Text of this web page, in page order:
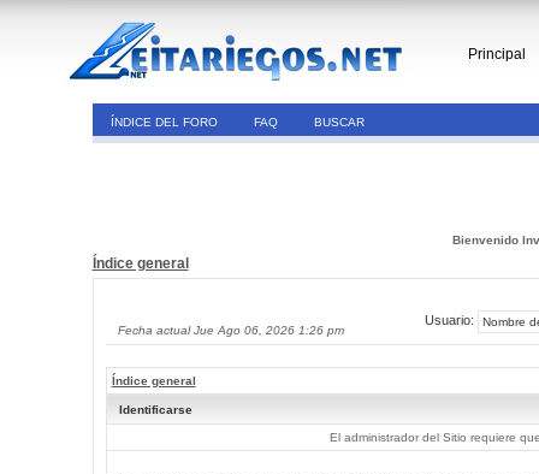
Principal
ÍNDICE DEL FORO FAQ BUSCAR
Bienvenido
Índice general
Fecha actual Jue Ago 06, 2026 1:26 pm
Usuario:
Índice general
Identificarse
El administrador del Sitio requiere